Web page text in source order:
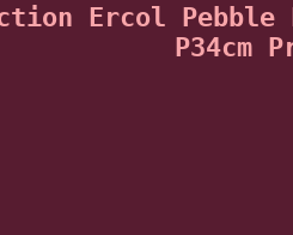
Ercol Pebble
P34cm